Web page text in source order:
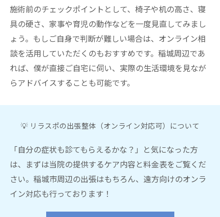
施術前のチェックポイントとして、椅子や机の高さ、寝
具の硬さ、家事や育児の動作などを一度見直してみまし
ょう。もしご自身で判断が難しい場合は、オンライン相
談を活用していただくのもおすすめです。稲城周辺であ
れば、僕が直接ご自宅に伺い、実際の生活環境を見なが
らアドバイスすることも可能です。
💡 リラスポの出張整体（オンライン対応可）について
「自分の症状も診てもらえるかな？」と気になった方
は、まずは当院の提供するケア内容と料金表をご覧くだ
さい。稲城市周辺の出張はもちろん、遠方向けのオンラ
イン対応も行っております！